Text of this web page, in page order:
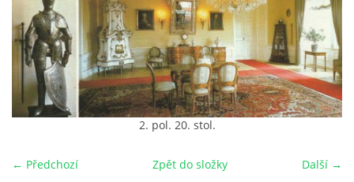
ODKAZY
O NÁS
DŮL NA SLÍDU (NA KOLE)
2. pol. 20. stol.
← Předchozí Další →
Zpět do složky